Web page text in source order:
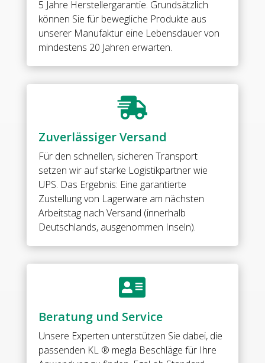
mm
(Standard)•
Artikel
06416*Shower
90°Opens
inwardsFor
mm
tempered
Menge
5 Jahre Herstellergarantie. Grundsätzlich
können Sie für bewegliche Produkte aus
unserer Manufaktur eine Lebensdauer von
mindestens 20 Jahren erwarten.

Zuverlässiger Versand
Für den schnellen, sicheren Transport
setzen wir auf starke Logistikpartner wie
UPS. Das Ergebnis: Eine garantierte
Zustellung von Lagerware am nächsten
Arbeitstag nach Versand (innerhalb
Deutschlands, ausgenommen Inseln).

Beratung und Service
Unsere Experten unterstützen Sie dabei, die
passenden KL ® megla Beschläge für Ihre